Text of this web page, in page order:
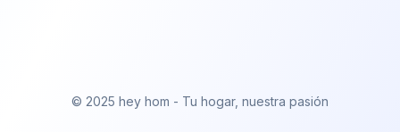
© 2025 hey hom - Tu hogar, nuestra pasión